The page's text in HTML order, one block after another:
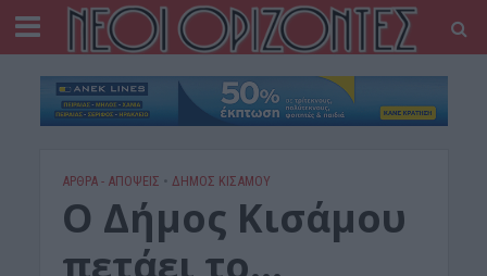
ΑΡΘΡΑ - ΑΠΟΨΕΙΣ • ΔΉΜΟΣ ΚΙΣΆΜΟΥ
Ο Δήμος Κισάμου